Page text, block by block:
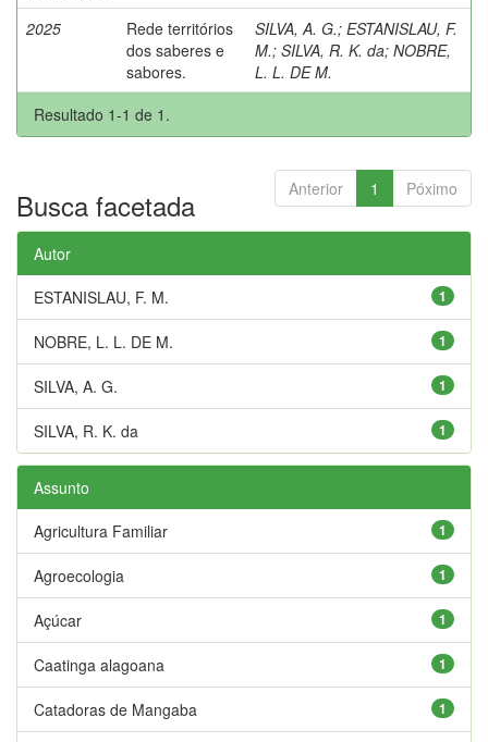
2025
Rede territórios
dos saberes e
sabores.
SILVA, A. G.; ESTANISLAU, F.
M.; SILVA, R. K. da; NOBRE,
L. L. DE M.
Resultado 1-1 de 1.
Anterior 1 Póximo
Busca facetada
Autor
1
ESTANISLAU, F. M.
1
NOBRE, L. L. DE M.
1
SILVA, A. G.
1
SILVA, R. K. da
Assunto
1
Agricultura Familiar
1
Agroecologia
1
Açúcar
1
Caatinga alagoana
1
Catadoras de Mangaba